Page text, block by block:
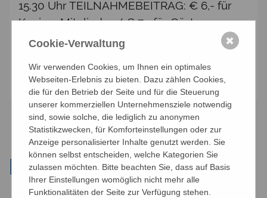
15.30 Uhr TEILNAHMEBEITRAG: € 6,- für
Kneipp-Mitglieder / € 7,- für Gäste
LEITUNG: Eva Culk
Cookie-Verwaltung
Wir verwenden Cookies, um Ihnen ein optimales
Webseiten-Erlebnis zu bieten. Dazu zählen Cookies,
die für den Betrieb der Seite und für die Steuerung
unserer kommerziellen Unternehmensziele notwendig
sind, sowie solche, die lediglich zu anonymen
Statistikzwecken, für Komforteinstellungen oder zur
Anzeige personalisierter Inhalte genutzt werden. Sie
können selbst entscheiden, welche Kategorien Sie
zulassen möchten. Bitte beachten Sie, dass auf Basis
Ihrer Einstellungen womöglich nicht mehr alle
Funktionalitäten der Seite zur Verfügung stehen.
✖